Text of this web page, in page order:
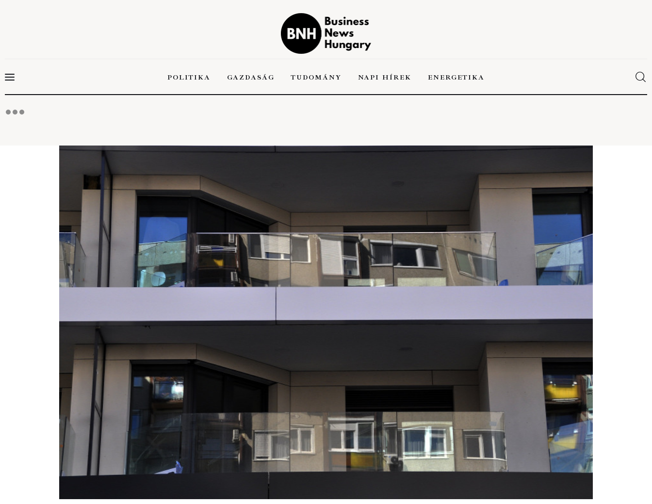
POLITIKA GAZDASÁG TUDOMÁNY NAPI HÍREK ENERGETIKA
Business News
Hungary
Napi hírek
Energetika